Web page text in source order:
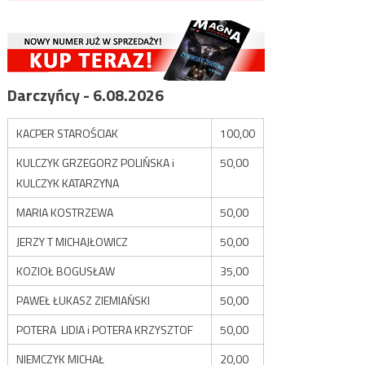
Darczyńcy - 6.08.2026
KACPER STAROŚCIAK
100,00
KULCZYK GRZEGORZ POLIŃSKA i
KULCZYK KATARZYNA
50,00
MARIA KOSTRZEWA
50,00
JERZY T MICHAJŁOWICZ
50,00
KOZIOŁ BOGUSŁAW
35,00
PAWEŁ ŁUKASZ ZIEMIAŃSKI
50,00
POTERA LIDIA i POTERA KRZYSZTOF
50,00
NIEMCZYK MICHAŁ
20,00